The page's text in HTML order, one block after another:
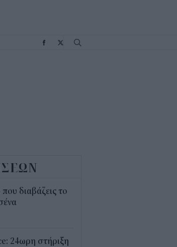
που διαβάζεις το
24ωρη στήριξη